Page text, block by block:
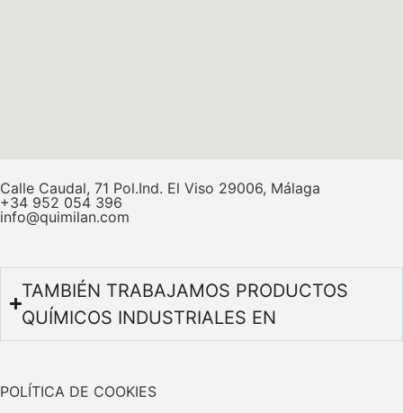
Calle Caudal, 71 Pol.Ind. El Viso 29006, Málaga
+34 952 054 396
info@quimilan.com
TAMBIÉN TRABAJAMOS PRODUCTOS
QUÍMICOS INDUSTRIALES EN
POLÍTICA DE COOKIES